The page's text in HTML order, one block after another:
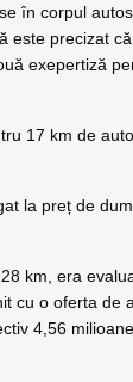
în corpul
este precizat
exepertiză
17 km de
la preț de
km, era
cu o oferta de
4,56